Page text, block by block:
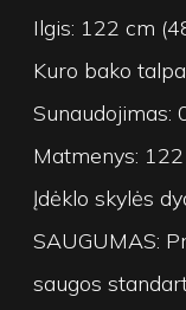
Ilgis: 122 cm
Kuro bako
Sunaudojimas:
Matmenys:
Įdėklo skylės
SAUGUMAS:
saugos